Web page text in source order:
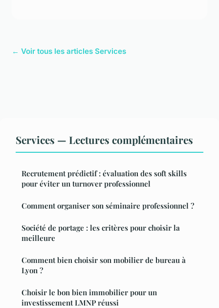
← Voir tous les articles Services
Services — Lectures complémentaires
Recrutement prédictif : évaluation des soft skills
pour éviter un turnover professionnel
Comment organiser son séminaire professionnel ?
Société de portage : les critères pour choisir la
meilleure
Comment bien choisir son mobilier de bureau à
Lyon ?
Choisir le bon bien immobilier pour un
investissement LMNP réussi